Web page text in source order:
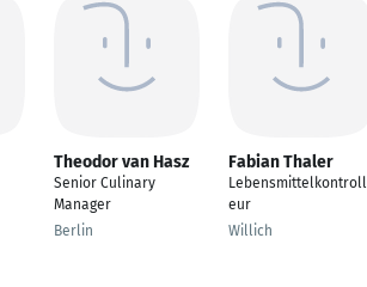
Theodor van Hasz
Senior Culinary
Manager
Berlin
Fabian Thaler
Lebensmittelkontroll
eur
Willich